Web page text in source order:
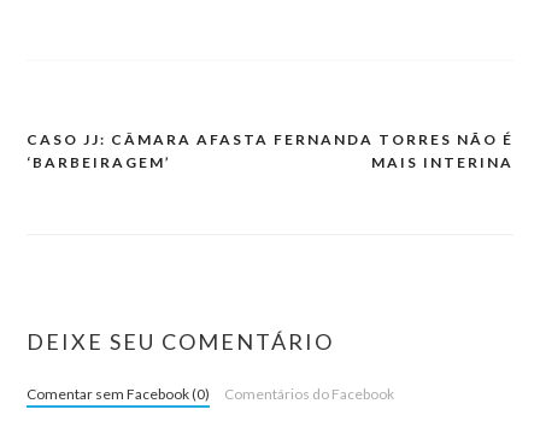
CASO JJ: CÂMARA AFASTA
‘BARBEIRAGEM’
FERNANDA TORRES NÃO É
MAIS INTERINA
DEIXE SEU COMENTÁRIO
Comentar sem Facebook (0) Comentários do Facebook